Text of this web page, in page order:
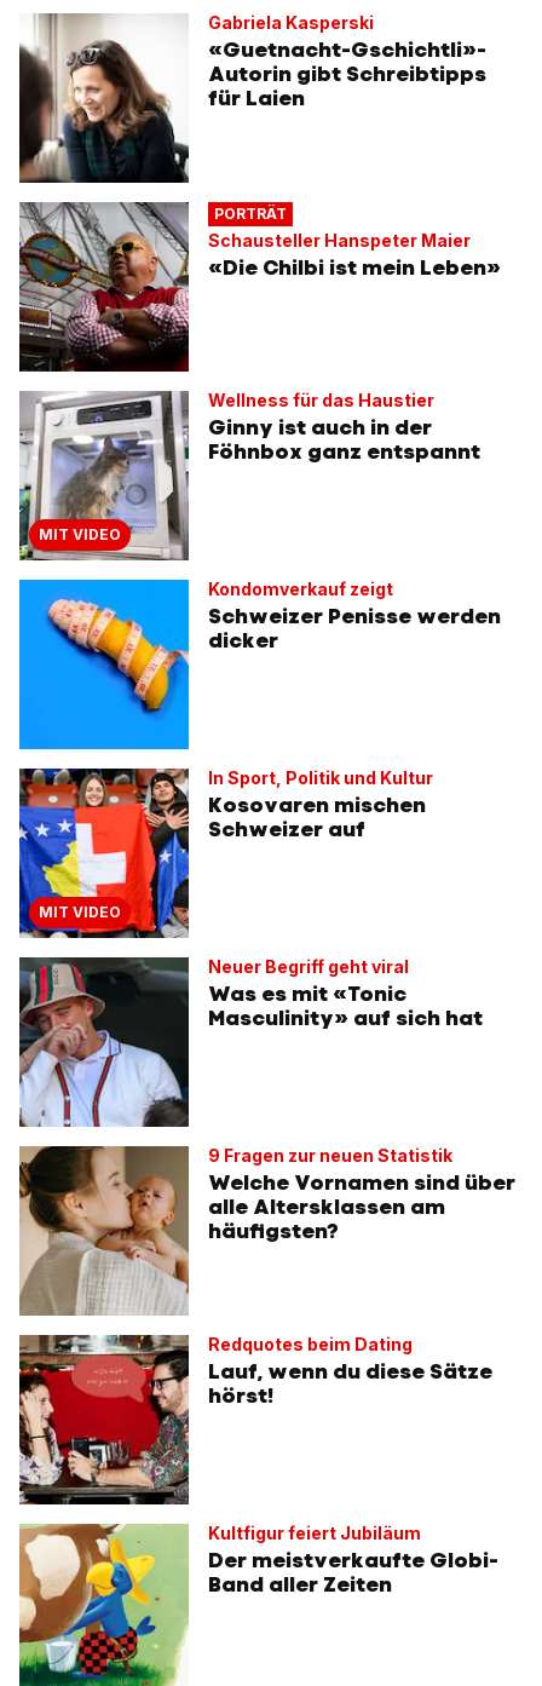
Gabriela Kasperski
«Guetnacht-Gschichtli»-
Autorin gibt Schreibtipps
für Laien
PORTRÄT
Schausteller Hanspeter Maier
«Die Chilbi ist mein Leben»
MIT VIDEO
Wellness für das Haustier
Ginny ist auch in der
Föhnbox ganz entspannt
Kondomverkauf zeigt
Schweizer Penisse werden
dicker
MIT VIDEO
In Sport, Politik und Kultur
Kosovaren mischen
Schweizer auf
Neuer Begriff geht viral
Was es mit «Tonic
Masculinity» auf sich hat
9 Fragen zur neuen Statistik
Welche Vornamen sind über
alle Altersklassen am
häufigsten?
Redquotes beim Dating
Lauf, wenn du diese Sätze
hörst!
Kultfigur feiert Jubiläum
Der meistverkaufte Globi-
Band aller Zeiten